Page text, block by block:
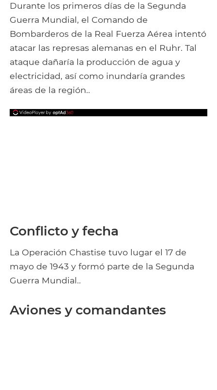
Facebook Google+Tumblr
Pocket
Durante los primeros días de la Segunda
Guerra Mundial, el Comando de
Bombarderos de la Real Fuerza Aérea intentó
atacar las represas alemanas en el Ruhr. Tal
ataque dañaría la producción de agua y
electricidad, así como inundaría grandes
áreas de la región..
Conflicto y fecha
La Operación Chastise tuvo lugar el 17 de
mayo de 1943 y formó parte de la Segunda
Guerra Mundial..
Aviones y comandantes